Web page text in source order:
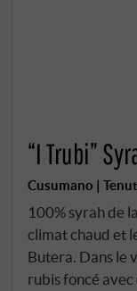
“I Trubi”
Cusumano |
100% syrah de
climat chaud et
Butera. Dans le
rubis foncé